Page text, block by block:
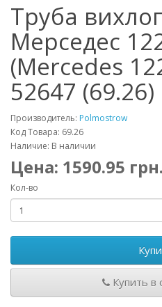
Труба
Мерседес
(Mercedes
52647
Производитель: Polmostrow
Код Товара: 69.26
Наличие: В наличии
Цена: 1590.95 грн.
Кол-во
Купить в